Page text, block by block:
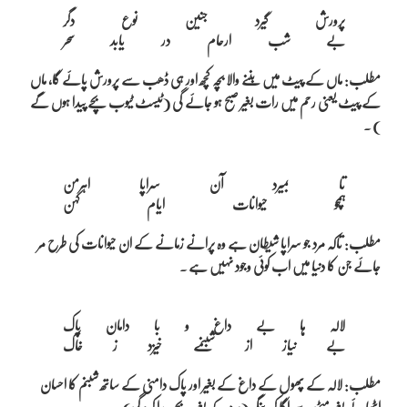
پرورش گیرد جنین نوع دگر
مطلب: ماں کے پیٹ میں بننے والا بچہ کچھ اور ہی ڈھب سے پرورش پائے گا، ماں
کے پیٹ یعنی رحم میں رات بغیر صبح ہو جائے گی (ٹیسٹ ٹیوب بچے پیدا ہوں گے
) ۔
تا بمیرد آن سراپا اہرمن
مطلب: تاکہ مرد جو سراپا شیطان ہے وہ پرانے زمانے کے ان حیوانات کی طرح مر
جائے جن کا دنیا میں اب کوئی وجود نہیں ہے ۔
لالہ ہا بے داغ و با دامان پاک
مطلب: لالہ کے پھول کے داغ کے بغیر اور پاک دامنی کے ساتھ شبنم کا احسان